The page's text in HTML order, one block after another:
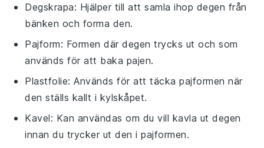
Degskrapa: Hjälper till att samla ihop degen från
bänken och forma den.
Pajform: Formen där degen trycks ut och som
används för att baka pajen.
Plastfolie: Används för att täcka pajformen när
den ställs kallt i kylskåpet.
Kavel: Kan användas om du vill kavla ut degen
innan du trycker ut den i pajformen.